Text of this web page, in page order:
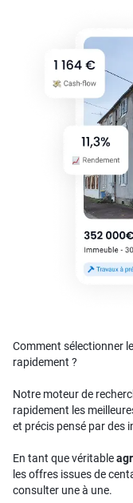
Comment sélectionner
rapidement ?
Notre moteur de
rapidement les
et précis pensé par des
En tant que véritable
les offres issues de
consulter une à une.